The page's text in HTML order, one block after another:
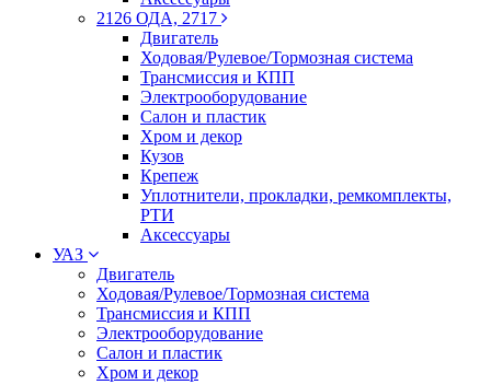
2126 ОДА, 2717
Двигатель
Ходовая/Рулевое/Тормозная система
Трансмиссия и КПП
Электрооборудование
Салон и пластик
Хром и декор
Кузов
Крепеж
Уплотнители, прокладки, ремкомплекты,
РТИ
Аксессуары
УАЗ
Двигатель
Ходовая/Рулевое/Тормозная система
Трансмиссия и КПП
Электрооборудование
Салон и пластик
Хром и декор